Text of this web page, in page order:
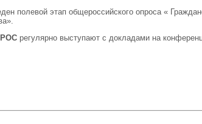
полевой этап общероссийского опроса «
РОСрегулярно выступают с докладами на